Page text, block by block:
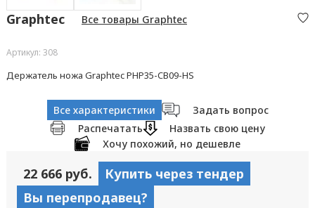
Graphtec Все товары Graphtec
Артикул: 308
Держатель ножа Graphtec PHP35-CB09-HS
Все характеристики
Задать вопрос
Распечатать
Назвать свою цену
Хочу похожий, но дешевле
22 666 руб.
Купить через тендер
Вы перепродавец?